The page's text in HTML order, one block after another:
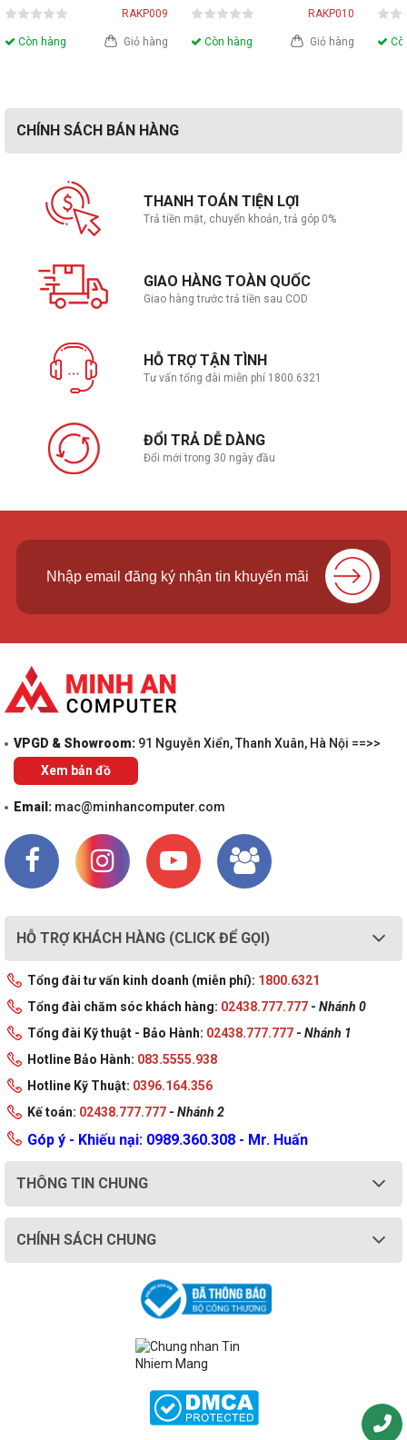
RAKP009
Còn hàng Giỏ hàng
RAKP010
Còn hàng Giỏ hàng
CHÍNH SÁCH BÁN HÀNG
THANH TOÁN TIỆN LỢI
Trả tiền mặt, chuyển khoản, trả góp 0%
GIAO HÀNG TOÀN QUỐC
Giao hàng trước trả tiền sau COD
HỖ TRỢ TẬN TÌNH
Tư vấn tổng đài miễn phí 1800.6321
ĐỔI TRẢ DỄ DÀNG
Đổi mới trong 30 ngày đầu
VPGD & Showroom: 91 Nguyễn Xiển, Thanh Xuân, Hà Nội ==>>
Xem bản đồ
Email: mac@minhancomputer.com
HỖ TRỢ KHÁCH HÀNG (CLICK ĐỂ GỌI)
Tổng đài tư vấn kinh doanh (miễn phí): 1800.6321
Tổng đài chăm sóc khách hàng: 02438.777.777 - Nhánh 0
Tổng đài Kỹ thuật - Bảo Hành: 02438.777.777 - Nhánh 1
Hotline Bảo Hành: 083.5555.938
Hotline Kỹ Thuật: 0396.164.356
Kế toán: 02438.777.777 - Nhánh 2
Góp ý - Khiếu nại: 0989.360.308 - Mr. Huấn
THÔNG TIN CHUNG
CHÍNH SÁCH CHUNG